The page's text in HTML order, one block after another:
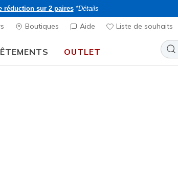
réduction sur 2 paires *Détails
Boutiques Aide Liste de souhaits
OUTLET